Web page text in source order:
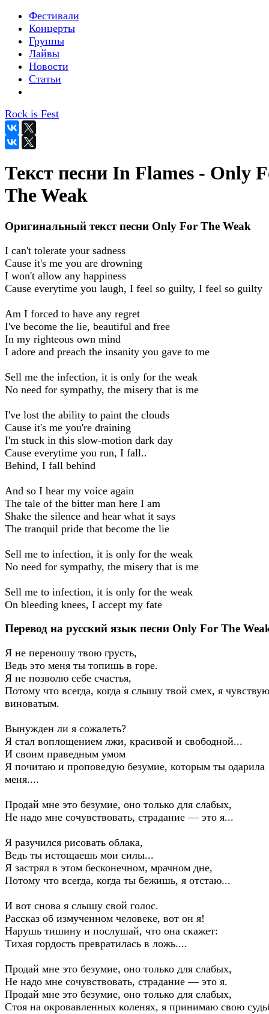
Фестивали
Концерты
Группы
Лайвы
Новости
Статьи
Rock is Fest
Текст песни In Flames - Only
The Weak
Оригинальный текст песни Only For The Weak
I can't tolerate your sadness
Cause it's me you are drowning
I won't allow any happiness
Cause everytime you laugh, I feel so guilty, I feel so guilty
Am I forced to have any regret
I've become the lie, beautiful and free
In my righteous own mind
I adore and preach the insanity you gave to me
Sell me the infection, it is only for the weak
No need for sympathy, the misery that is me
I've lost the ability to paint the clouds
Cause it's me you're draining
I'm stuck in this slow-motion dark day
Cause everytime you run, I fall..
Behind, I fall behind
And so I hear my voice again
The tale of the bitter man here I am
Shake the silence and hear what it says
The tranquil pride that become the lie
Sell me to infection, it is only for the weak
No need for sympathy, the misery that is me
Sell me to infection, it is only for the weak
On bleeding knees, I accept my fate
Перевод на русский язык песни Only For The
Я не переношу твою грусть,
Ведь это меня ты топишь в горе.
Я не позволю себе счастья,
Потому что всегда, когда я слышу твой смех, я
виноватым.
Вынужден ли я сожалеть?
Я стал воплощением лжи, красивой и свободной...
И своим праведным умом
Я почитаю и проповедую безумие, которым ты одарила
меня....
Продай мне это безумие, оно только для слабых,
Не надо мне сочувствовать, страдание — это я...
Я разучился рисовать облака,
Ведь ты истощаешь мои силы...
Я застрял в этом бесконечном, мрачном дне,
Потому что всегда, когда ты бежишь, я отстаю...
И вот снова я слышу свой голос.
Рассказ об измученном человеке, вот он я!
Нарушь тишину и послушай, что она скажет:
Тихая гордость превратилась в ложь....
Продай мне это безумие, оно только для слабых,
Не надо мне сочувствовать, страдание — это я.
Продай мне это безумие, оно только для слабых,
Стоя на окровавленных коленях, я принимаю свою